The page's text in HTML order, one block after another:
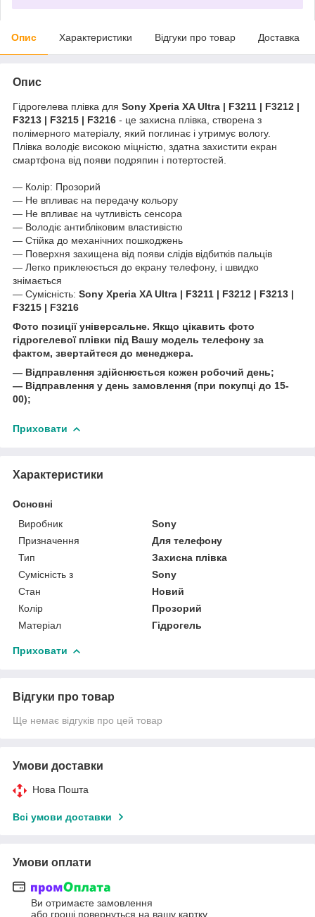
Опис Характеристики Відгуки про товар Доставка
Опис
Гідрогелева плівка для Sony Xperia XA Ultra | F3211 | F3212 |
F3213 | F3215 | F3216 - це захисна плівка, створена з
полімерного матеріалу, який поглинає і утримує вологу.
Плівка володіє високою міцністю, здатна захистити екран
смартфона від появи подряпин і потертостей.
― Колір: Прозорий
― Не впливає на передачу кольору
― Не впливає на чутливість сенсора
― Володіє антибліковим властивістю
― Стійка до механічних пошкоджень
― Поверхня захищена від появи слідів відбитків пальців
― Легко приклеюється до екрану телефону, і швидко
знімається
― Сумісність: Sony Xperia XA Ultra | F3211 | F3212 | F3213 |
F3215 | F3216
Фото позиції універсальне. Якщо цікавить фото
гідрогелевої плівки під Вашу модель телефону за
фактом, звертайтеся до менеджера.
― Відправлення здійснюється кожен робочий день;
― Відправлення у день замовлення (при покупці до 15-
00);
Приховати
Характеристики
Основні
Виробник
Sony
Призначення
Для телефону
Тип
Захисна плівка
Сумісність з
Sony
Стан
Новий
Колір
Прозорий
Матеріал
Гідрогель
Приховати
Відгуки про товар
Ще немає відгуків про цей товар
Умови доставки
Нова Пошта
Всі умови доставки
Умови оплати
Ви отримаєте замовлення
або гроші повернуться на вашу картку